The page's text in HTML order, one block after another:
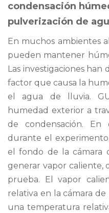
condensación
pulverización de
En muchos ambientes
pueden mantener
Las investigaciones
factor que causa la
el agua de lluvia.
humedad exterior a
de condensación. En
durante el
el fondo de la cámara
generar vapor caliente,
prueba. El vapor
relativa en la cámara
una temperatura